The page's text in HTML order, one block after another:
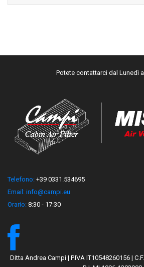
Potete contattarci dal Lunedì
Telefono: +39 0331.534695
Email: info@campi.eu
Orario: 8:30 - 17:30
Ditta Andrea Campi | P.IVA IT10548260156 |